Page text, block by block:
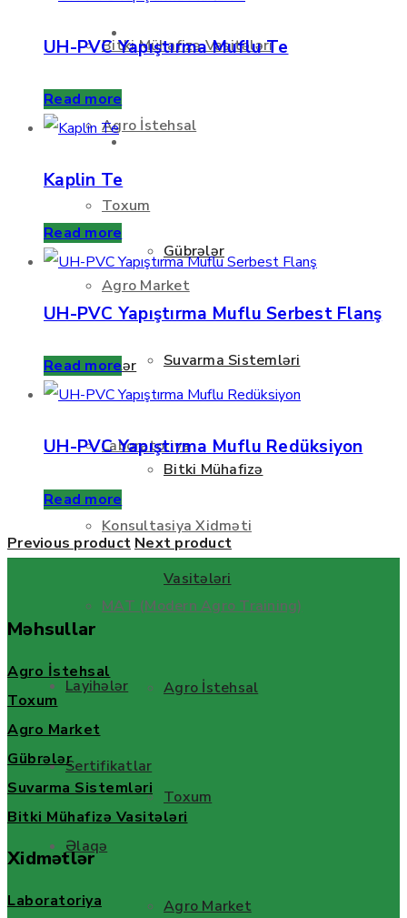
Bitki Mühafizə Vasitələri
Agro İstehsal
Toxum
Agro Market
Xidmətlər
Laboratoriya
Konsultasiya Xidməti
MAT (Modern Agro Training)
Layihələr
Sertifikatlar
Əlaqə
Gübrələr
Suvarma Sistemləri
Bitki Mühafizə
Vasitələri
Agro İstehsal
Toxum
Agro Market
UH-PVC Yapıştırma Muflu Te
Read more
Kaplin Te
Read more
UH-PVC Yapıştırma Muflu Serbest Flanş
Read more
UH-PVC Yapıştırma Muflu Redüksiyon
Read more
Previous product Next product
Məhsullar
Agro İstehsal
Toxum
Agro Market
Gübrələr
Suvarma Sistemləri
Bitki Mühafizə Vasitələri
Xidmətlər
Laboratoriya